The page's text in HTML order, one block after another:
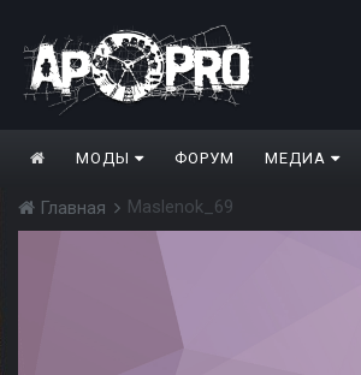
МОДЫ ФОРУМ МЕДИА
Главная Maslenok_69